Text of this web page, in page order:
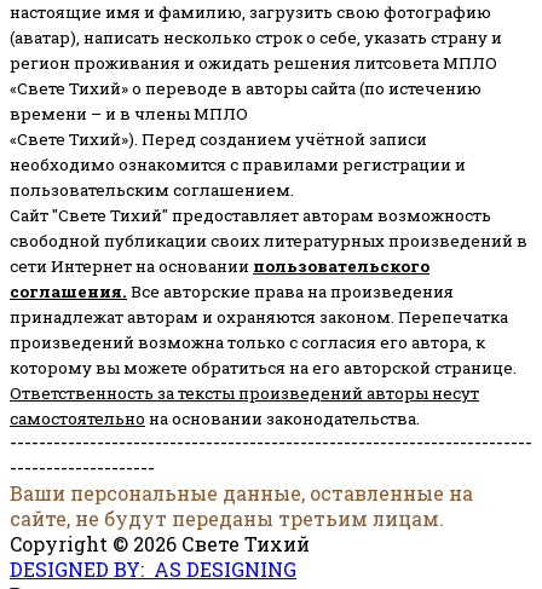
настоящие имя и фамилию, загрузить свою фотографию
(аватар), написать несколько строк о себе, указать страну и
регион проживания и ожидать решения литсовета МПЛО
«Свете Тихий» о переводе в авторы сайта (по истечению
времени – и в члены МПЛО
«Свете Тихий»). Перед созданием учётной записи
необходимо ознакомится с правилами регистрации и
пользовательским соглашением.
Сайт "Свете Тихий" предоставляет авторам возможность
свободной публикации своих литературных произведений в
сети Интернет на основании пользовательского
соглашения. Все авторские права на произведения
принадлежат авторам и охраняются законом. Перепечатка
произведений возможна только с согласия его автора, к
которому вы можете обратиться на его авторской странице.
Ответственность за тексты произведений авторы несут
самостоятельно на основании законодательства.
------------------------------------------------------------------------
--------------------
Ваши персональные данные, оставленные на
сайте, не будут переданы третьим лицам.
Copyright © 2026 Свете Тихий
DESIGNED BY: AS DESIGNING